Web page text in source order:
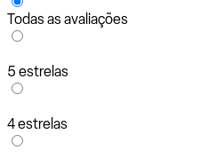
Todas as avaliações
5 estrelas
4 estrelas